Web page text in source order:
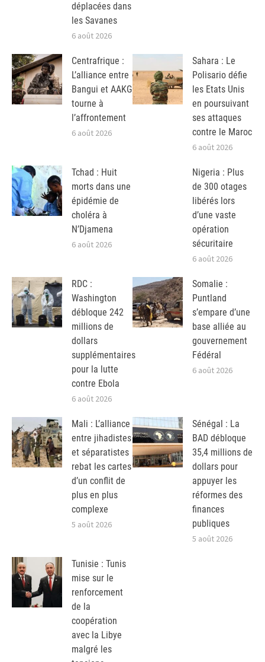
déplacées dans
les Savanes
6 août 2026
Centrafrique :
L’alliance entre
Bangui et AAKG
tourne à
l’affrontement
6 août 2026
Sahara : Le
Polisario défie
les Etats Unis
en poursuivant
ses attaques
contre le Maroc
6 août 2026
Tchad : Huit
morts dans une
épidémie de
choléra à
N’Djamena
6 août 2026
Nigeria : Plus
de 300 otages
libérés lors
d’une vaste
opération
sécuritaire
6 août 2026
RDC :
Washington
débloque 242
millions de
dollars
supplémentaires
pour la lutte
contre Ebola
6 août 2026
Somalie :
Puntland
s’empare d’une
base alliée au
gouvernement
Fédéral
6 août 2026
Mali : L’alliance
entre jihadistes
et séparatistes
rebat les cartes
d’un conflit de
plus en plus
complexe
5 août 2026
Sénégal : La
BAD débloque
35,4 millions de
dollars pour
appuyer les
réformes des
finances
publiques
5 août 2026
Tunisie : Tunis
mise sur le
renforcement
de la
coopération
avec la Libye
malgré les